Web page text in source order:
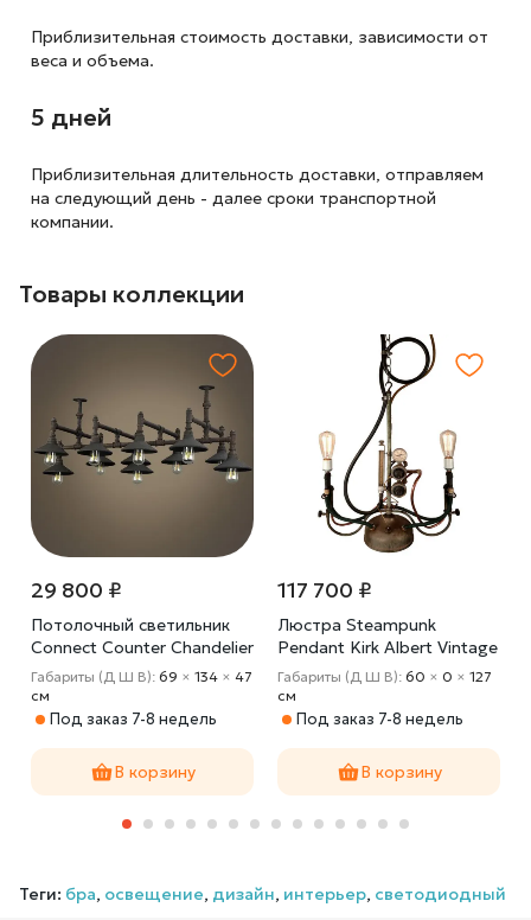
Приблизительная стоимость доставки, зависимости от
веса и объема.
5 дней
Приблизительная длительность доставки, отправляем
на следующий день - далее сроки транспортной
компании.
Товары коллекции
29 800 ₽
Потолочный светильник
Connect Counter Chandelier
Габариты (Д Ш В): 69 × 134 × 47
cм
Под заказ 7-8 недель
В корзину
117 700 ₽
Люстра Steampunk
Pendant Kirk Albert Vintage
Габариты (Д Ш В): 60 × 0 × 127
cм
Под заказ 7-8 недель
В корзину
Теги: бра, освещение, дизайн, интерьер, светодиодный